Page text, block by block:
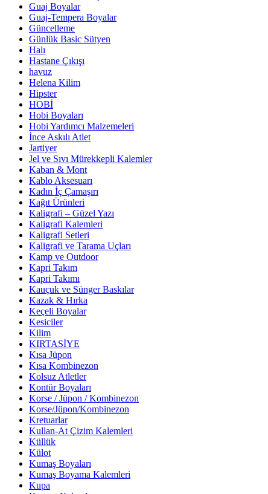
Guaj Boyalar
Guaj-Tempera Boyalar
Güncelleme
Günlük Basic Sütyen
Halı
Hastane Çıkışı
havuz
Helena Kilim
Hipster
HOBİ
Hobi Boyaları
Hobi Yardımcı Malzemeleri
İnce Askılı Atlet
Jartiyer
Jel ve Sıvı Mürekkepli Kalemler
Kaban & Mont
Kablo Aksesuarı
Kadın İç Çamaşırı
Kağıt Ürünleri
Kaligrafi – Güzel Yazı
Kaligrafi Kalemleri
Kaligrafi Setleri
Kaligrafi ve Tarama Uçları
Kamp ve Outdoor
Kapri Takım
Kapri Takımı
Kauçuk ve Sünger Baskılar
Kazak & Hırka
Keçeli Boyalar
Kesiciler
Kilim
KIRTASİYE
Kısa Jüpon
Kısa Kombinezon
Kolsuz Atletler
Kontür Boyaları
Korse / Jüpon / Kombinezon
Korse/Jüpon/Kombinezon
Kretuarlar
Kullan-At Çizim Kalemleri
Küllük
Külot
Kumaş Boyaları
Kumaş Boyama Kalemleri
Kupa